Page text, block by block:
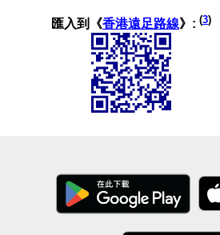
匯入到《香港遠足路線》: (3)